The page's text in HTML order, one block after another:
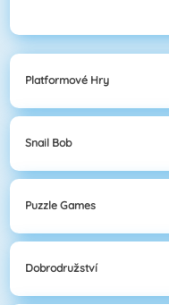
Platformové Hry
Snail Bob
Puzzle Games
Dobrodružství